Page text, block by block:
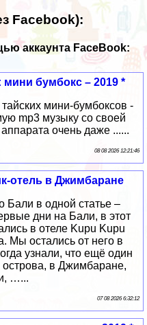
Facebook):
аккаунта FaceBook:
бумбокс – 2019 *
мини-бумбоксов -
mp3 музыку со своей
очень даже ......
08 08 2026 12:21:46
отель в Джимбаране
Бали в одной статье –
дни на Бали, в этот
в отеле Kupu Kupu
Мы остались от него в
узнали, что ещё один
острова, в Джимбаране,
…...
07 08 2026 6:32:12